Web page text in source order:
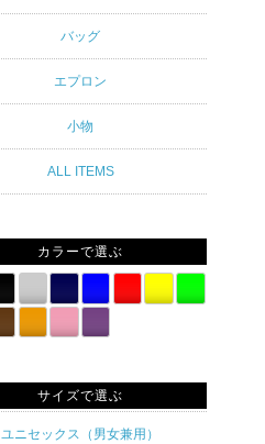
バッグ
エプロン
小物
ALL ITEMS
カラーで選ぶ
サイズで選ぶ
ユニセックス（男女兼用）